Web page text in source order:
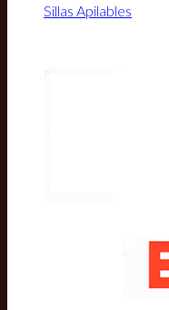
Sillas Apilables